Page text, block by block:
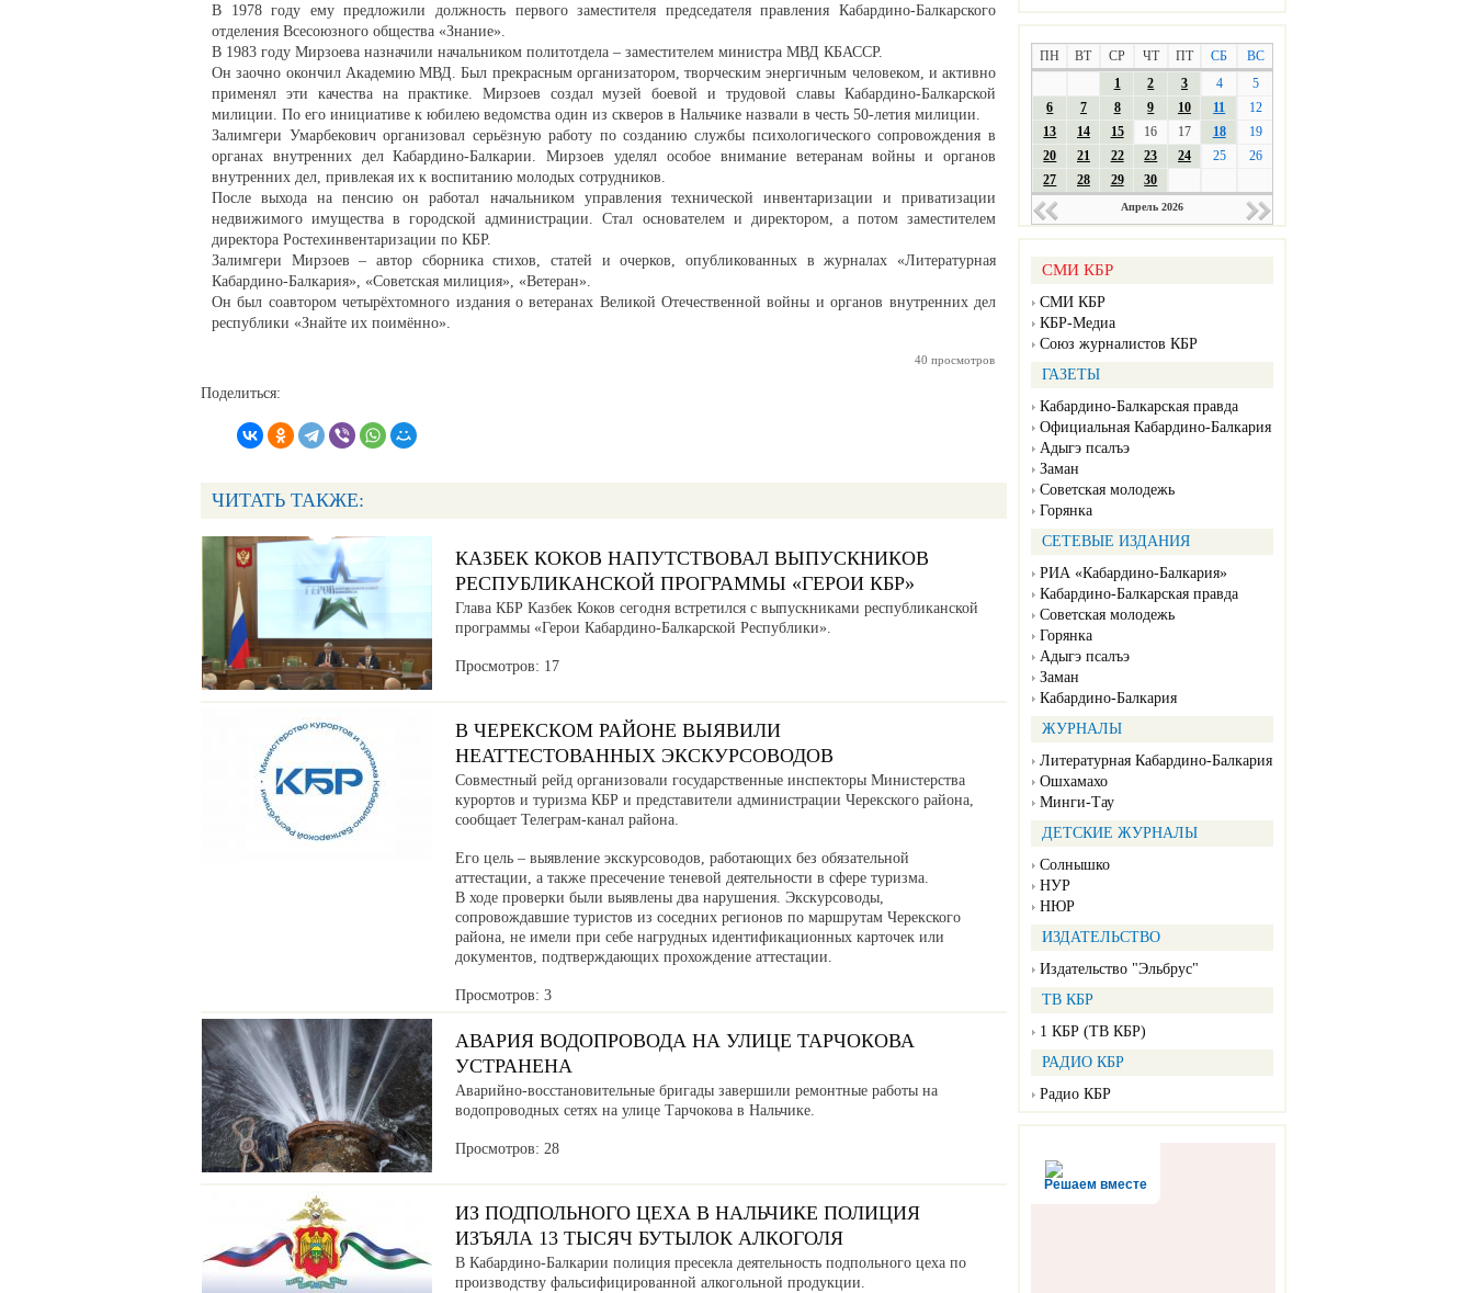
ПН ВТ СР ЧТ ПТ СБ
ВС
1
2 3 4
5
6
7 8 9 10 11
12
13
14 15 16 17 18
19
20
21 22 23 24 25
26
27
28 29 30
Апрель 2026
СМИ КБР
СМИ КБР
КБР-Медиа
Союз журналистов КБР
ГАЗЕТЫ
Кабардино-Балкарская правда
Официальная Кабардино-Балкария
Адыгэ псалъэ
Заман
Советская молодежь
Горянка
СЕТЕВЫЕ ИЗДАНИЯ
РИА «Кабардино-Балкария»
Кабардино-Балкарская правда
Советская молодежь
Горянка
Адыгэ псалъэ
Заман
Кабардино-Балкария
ЖУРНАЛЫ
Литературная Кабардино-Балкария
Ошхамахо
Минги-Тау
ДЕТСКИЕ ЖУРНАЛЫ
Солнышко
НУР
НЮР
ИЗДАТЕЛЬСТВО
Издательство "Эльбрус"
ТВ КБР
1 КБР (ТВ КБР)
РАДИО КБР
Радио КБР
Решаем вместе
В 1978 году ему предложили должность первого заместителя председателя правления Кабардино-Балкарского
отделения Всесоюзного общества «Знание».
В 1983 году Мирзоева назначили начальником политотдела – заместителем министра МВД КБАССР.
Он заочно окончил Академию МВД. Был прекрасным организатором, творческим энергичным человеком, и активно
применял эти качества на практике. Мирзоев создал музей боевой и трудовой славы Кабардино-Балкарской
милиции. По его инициативе к юбилею ведомства один из скверов в Нальчике назвали в честь 50-летия милиции.
Залимгери Умарбекович организовал серьёзную работу по созданию службы психологического сопровождения в
органах внутренних дел Кабардино-Балкарии. Мирзоев уделял особое внимание ветеранам войны и органов
внутренних дел, привлекая их к воспитанию молодых сотрудников.
После выхода на пенсию он работал начальником управления технической инвентаризации и приватизации
недвижимого имущества в городской администрации. Стал основателем и директором, а потом заместителем
директора Ростехинвентаризации по КБР.
Залимгери Мирзоев – автор сборника стихов, статей и очерков, опубликованных в журналах «Литературная
Кабардино-Балкария», «Советская милиция», «Ветеран».
Он был соавтором четырёхтомного издания о ветеранах Великой Отечественной войны и органов внутренних дел
республики «Знайте их поимённо».
40 просмотров
Поделиться:
ЧИТАТЬ ТАКЖЕ:
КАЗБЕК КОКОВ НАПУТСТВОВАЛ ВЫПУСКНИКОВ
РЕСПУБЛИКАНСКОЙ ПРОГРАММЫ «ГЕРОИ КБР»
Глава КБР Казбек Коков сегодня встретился с выпускниками республиканской
программы «Герои Кабардино-Балкарской Республики».
Просмотров: 17
В ЧЕРЕКСКОМ РАЙОНЕ ВЫЯВИЛИ
НЕАТТЕСТОВАННЫХ ЭКСКУРСОВОДОВ
Совместный рейд организовали государственные инспекторы Министерства
курортов и туризма КБР и представители администрации Черекского района,
сообщает Телеграм-канал района.
Его цель – выявление экскурсоводов, работающих без обязательной
аттестации, а также пресечение теневой деятельности в сфере туризма.
В ходе проверки были выявлены два нарушения. Экскурсоводы,
сопровождавшие туристов из соседних регионов по маршрутам Черекского
района, не имели при себе нагрудных идентификационных карточек или
документов, подтверждающих прохождение аттестации.
Просмотров: 3
АВАРИЯ ВОДОПРОВОДА НА УЛИЦЕ ТАРЧОКОВА
УСТРАНЕНА
Аварийно-восстановительные бригады завершили ремонтные работы на
водопроводных сетях на улице Тарчокова в Нальчике.
Просмотров: 28
ИЗ ПОДПОЛЬНОГО ЦЕХА В НАЛЬЧИКЕ ПОЛИЦИЯ
ИЗЪЯЛА 13 ТЫСЯЧ БУТЫЛОК АЛКОГОЛЯ
В Кабардино-Балкарии полиция пресекла деятельность подпольного цеха по
производству фальсифицированной алкогольной продукции.